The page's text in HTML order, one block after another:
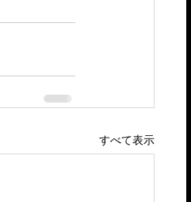
すべて表示